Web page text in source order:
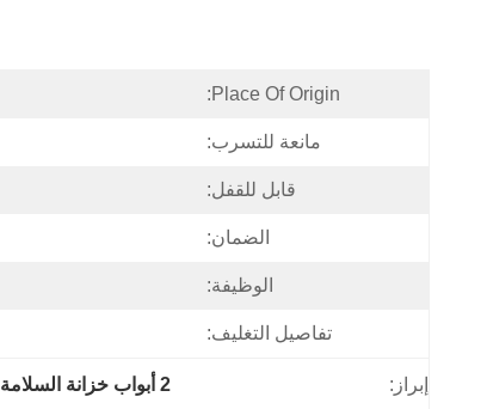
Place Of Origin:
مانعة للتسرب:
قابل للقفل:
الضمان:
الوظيفة:
تفاصيل التغليف:
إبراز: 2 أبواب خزانة السلامة التآكل